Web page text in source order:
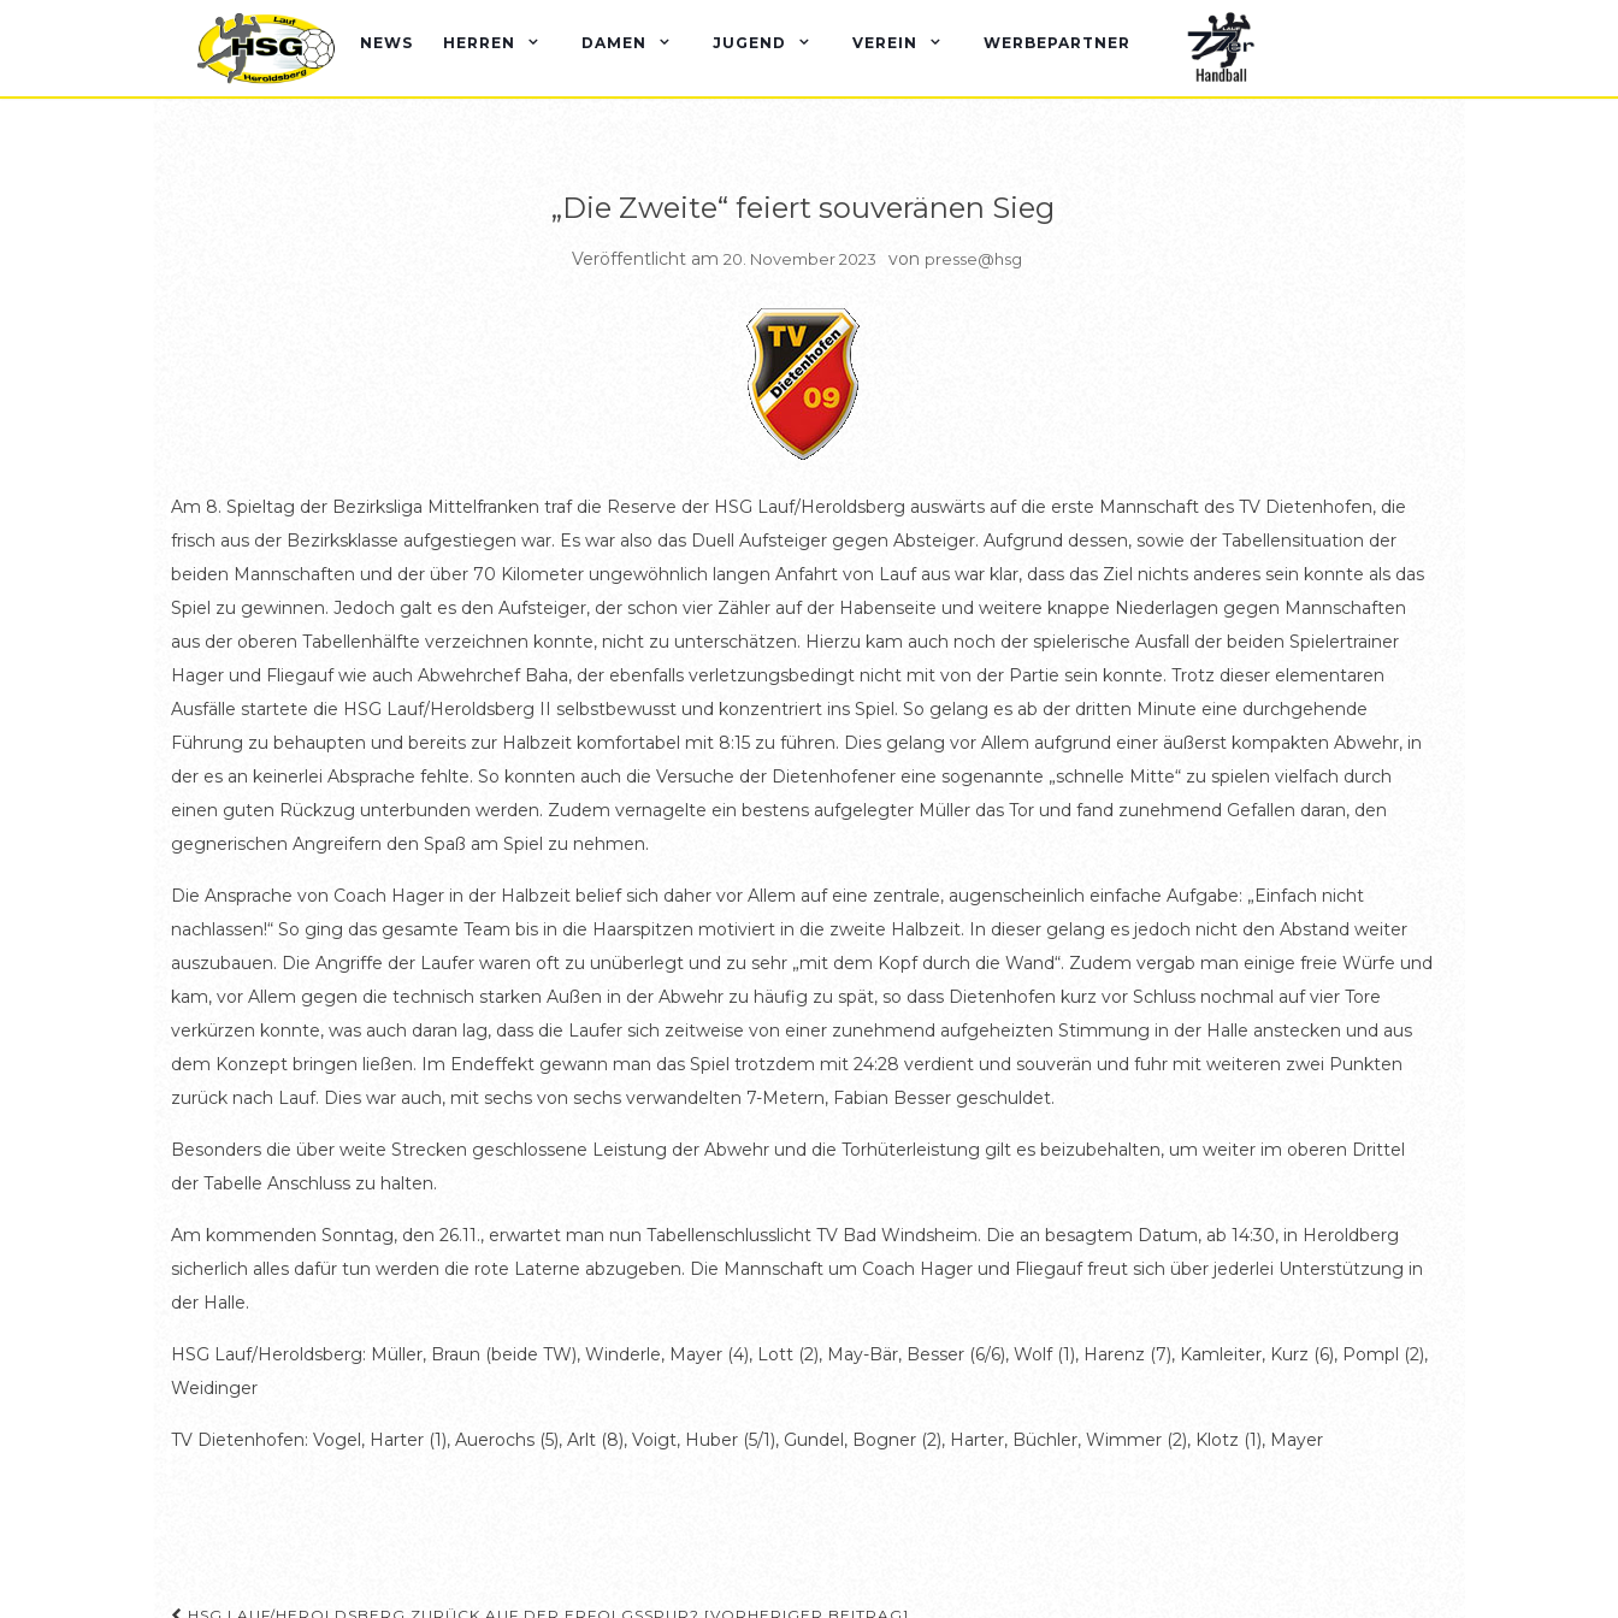
NEWS HERREN DAMEN JUGEND VEREIN WERBEPARTNER
„Die Zweite“ feiert souveränen Sieg
Veröffentlicht am 20. November 2023 von presse@hsg
Am 8. Spieltag der Bezirksliga Mittelfranken traf die Reserve der HSG Lauf/Heroldsberg auswärts auf die erste Mannschaft des TV Dietenhofen, die
frisch aus der Bezirksklasse aufgestiegen war. Es war also das Duell Aufsteiger gegen Absteiger. Aufgrund dessen, sowie der Tabellensituation der
beiden Mannschaften und der über 70 Kilometer ungewöhnlich langen Anfahrt von Lauf aus war klar, dass das Ziel nichts anderes sein konnte als das
Spiel zu gewinnen. Jedoch galt es den Aufsteiger, der schon vier Zähler auf der Habenseite und weitere knappe Niederlagen gegen Mannschaften
aus der oberen Tabellenhälfte verzeichnen konnte, nicht zu unterschätzen. Hierzu kam auch noch der spielerische Ausfall der beiden Spielertrainer
Hager und Fliegauf wie auch Abwehrchef Baha, der ebenfalls verletzungsbedingt nicht mit von der Partie sein konnte. Trotz dieser elementaren
Ausfälle startete die HSG Lauf/Heroldsberg II selbstbewusst und konzentriert ins Spiel. So gelang es ab der dritten Minute eine durchgehende
Führung zu behaupten und bereits zur Halbzeit komfortabel mit 8:15 zu führen. Dies gelang vor Allem aufgrund einer äußerst kompakten Abwehr, in
der es an keinerlei Absprache fehlte. So konnten auch die Versuche der Dietenhofener eine sogenannte „schnelle Mitte“ zu spielen vielfach durch
einen guten Rückzug unterbunden werden. Zudem vernagelte ein bestens aufgelegter Müller das Tor und fand zunehmend Gefallen daran, den
gegnerischen Angreifern den Spaß am Spiel zu nehmen.
Die Ansprache von Coach Hager in der Halbzeit belief sich daher vor Allem auf eine zentrale, augenscheinlich einfache Aufgabe: „Einfach nicht
nachlassen!“ So ging das gesamte Team bis in die Haarspitzen motiviert in die zweite Halbzeit. In dieser gelang es jedoch nicht den Abstand weiter
auszubauen. Die Angriffe der Laufer waren oft zu unüberlegt und zu sehr „mit dem Kopf durch die Wand“. Zudem vergab man einige freie Würfe und
kam, vor Allem gegen die technisch starken Außen in der Abwehr zu häufig zu spät, so dass Dietenhofen kurz vor Schluss nochmal auf vier Tore
verkürzen konnte, was auch daran lag, dass die Laufer sich zeitweise von einer zunehmend aufgeheizten Stimmung in der Halle anstecken und aus
dem Konzept bringen ließen. Im Endeffekt gewann man das Spiel trotzdem mit 24:28 verdient und souverän und fuhr mit weiteren zwei Punkten
zurück nach Lauf. Dies war auch, mit sechs von sechs verwandelten 7-Metern, Fabian Besser geschuldet.
Besonders die über weite Strecken geschlossene Leistung der Abwehr und die Torhüterleistung gilt es beizubehalten, um weiter im oberen Drittel
der Tabelle Anschluss zu halten.
Am kommenden Sonntag, den 26.11., erwartet man nun Tabellenschlusslicht TV Bad Windsheim. Die an besagtem Datum, ab 14:30, in Heroldberg
sicherlich alles dafür tun werden die rote Laterne abzugeben. Die Mannschaft um Coach Hager und Fliegauf freut sich über jederlei Unterstützung in
der Halle.
HSG Lauf/Heroldsberg: Müller, Braun (beide TW), Winderle, Mayer (4), Lott (2), May-Bär, Besser (6/6), Wolf (1), Harenz (7), Kamleiter, Kurz (6), Pompl (2),
Weidinger
TV Dietenhofen: Vogel, Harter (1), Auerochs (5), Arlt (8), Voigt, Huber (5/1), Gundel, Bogner (2), Harter, Büchler, Wimmer (2), Klotz (1), Mayer